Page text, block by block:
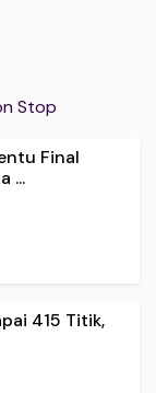
Stop
Final
...
415 Titik,